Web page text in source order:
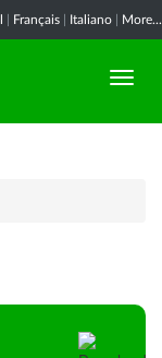
Français Italiano More...